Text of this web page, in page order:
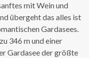
mit Wein und
übergeht das alles ist
Gardasees.
346 m und einer
Gardasee der größte